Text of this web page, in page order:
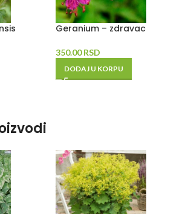
Geranium – zdravac
350.00RSD
DODAJ U KORPU